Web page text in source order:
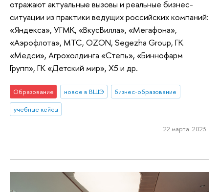
отражают актуальные вызовы и реальные бизнес-
ситуации из практики ведущих российских компаний:
«Яндекса», УГМК, «ВкусВилла», «Мегафона»,
«Аэрофлота», МТС, OZON, Segezha Group, ГК
«Медси», Агрохолдинга «Степь», «Биннофарм
Групп», ГК «Детский мир», X5 и др.
Образование новое в ВШЭ
бизнес-образование
учебные кейсы
22 марта 2023